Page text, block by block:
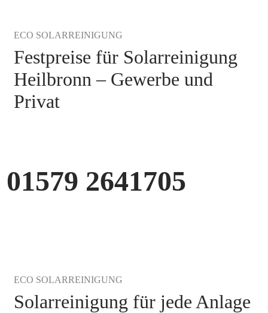
ECO SOLARREINIGUNG
Festpreise für Solarreinigung
Heilbronn – Gewerbe und
Privat
01579 2641705
ECO SOLARREINIGUNG
Solarreinigung für jede Anlage